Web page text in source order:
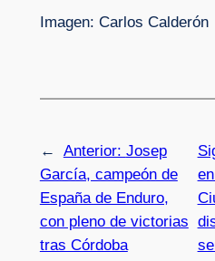
Imagen: Carlos Calderón
← Anterior: Josep
García, campeón de
España de Enduro,
con pleno de victorias
tras Córdoba